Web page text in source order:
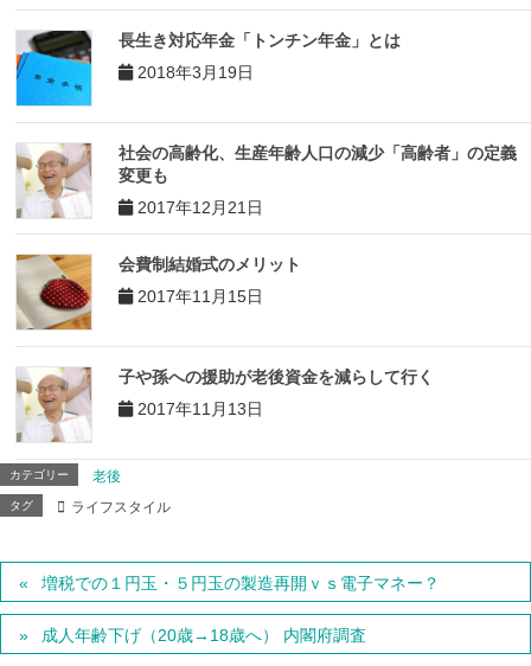
長生き対応年金「トンチン年金」とは
2018年3月19日
社会の高齢化、生産年齢人口の減少「高齢者」の定義
変更も
2017年12月21日
会費制結婚式のメリット
2017年11月15日
子や孫への援助が老後資金を減らして行く
2017年11月13日
カテゴリー 老後
タグ ライフスタイル
増税での１円玉・５円玉の製造再開ｖｓ電子マネー？
成人年齢下げ（20歳→18歳へ） 内閣府調査